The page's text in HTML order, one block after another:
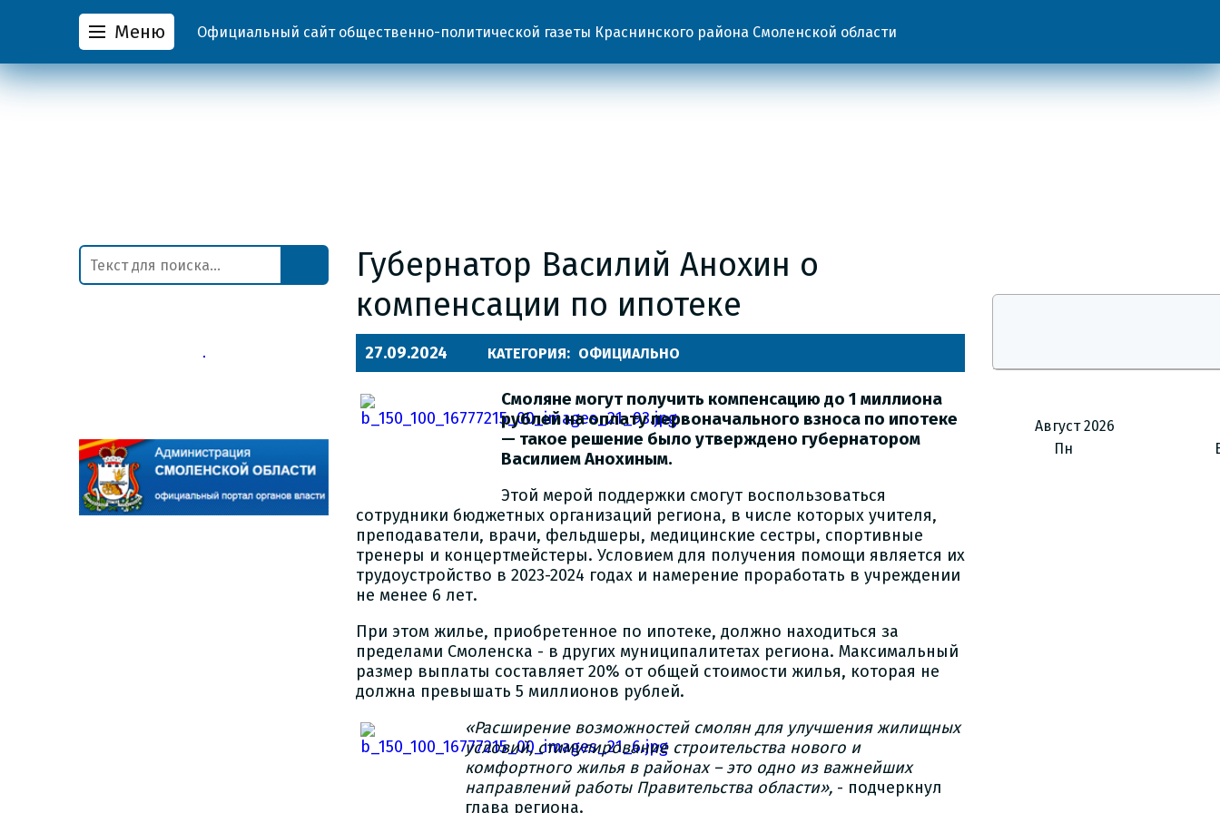
Меню Официальный сайт общественно-политической газеты Краснинского района Смоленской области
Губернатор Василий Анохин о
компенсации по ипотеке
27.09.2024 КАТЕГОРИЯ: ОФИЦИАЛЬНО
Смоляне могут получить компенсацию до 1 миллиона
рублей на оплату первоначального взноса по ипотеке
— такое решение было утверждено губернатором
Василием Анохиным.
Этой мерой поддержки смогут воспользоваться
сотрудники бюджетных организаций региона, в числе которых учителя,
преподаватели, врачи, фельдшеры, медицинские сестры, спортивные
тренеры и концертмейстеры. Условием для получения помощи является их
трудоустройство в 2023-2024 годах и намерение проработать в учреждении
не менее 6 лет.
При этом жилье, приобретенное по ипотеке, должно находиться за
пределами Смоленска - в других муниципалитетах региона. Максимальный
размер выплаты составляет 20% от общей стоимости жилья, которая не
должна превышать 5 миллионов рублей.
«Расширение возможностей смолян для улучшения жилищных
условий, стимулирование строительства нового и
комфортного жилья в районах – это одно из важнейших
направлений работы Правительства области», - подчеркнул
глава региона.
Август 2026
Пн